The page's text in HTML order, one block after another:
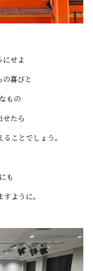
にせよ
喜びと
もの
せたら
ことでしょう。
も
ように。